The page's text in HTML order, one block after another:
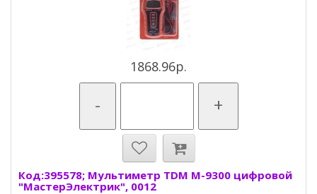
1868.96р.
- +
Код:395578; Мультиметр TDM M-9300 цифровой
"МастерЭлектрик", 0012